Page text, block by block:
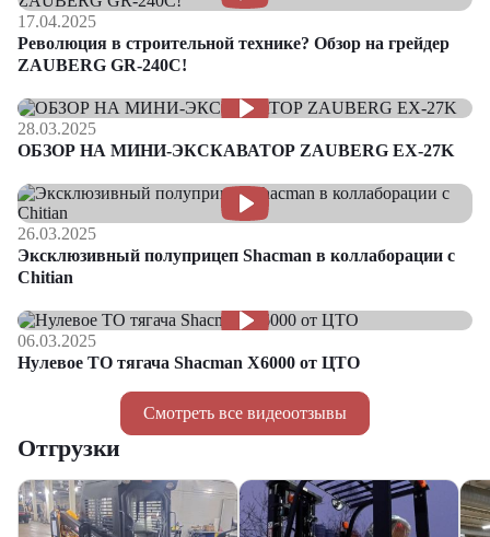
Смотреть все видеоотзывы
17.04.2025
Революция в строительной технике? Обзор на грейдер
ZAUBERG GR-240C!
28.03.2025
ОБЗОР НА МИНИ-ЭКСКАВАТОР ZAUBERG EX-27K
26.03.2025
Эксклюзивный полуприцеп Shacman в коллаборации с
Chitian
06.03.2025
Нулевое ТО тягача Shacman Х6000 от ЦТО
Отгрузки